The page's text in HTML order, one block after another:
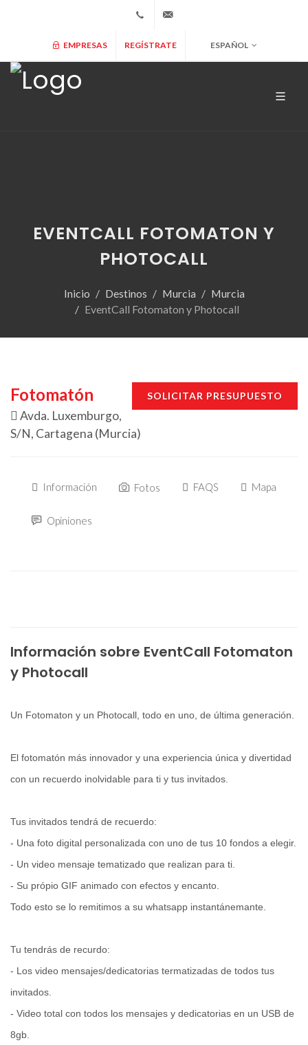
+34 902 365 000
EMPRESAS REGÍSTRATE ESPAÑOL
EVENTCALL FOTOMATON Y
PHOTOCALL
Inicio Destinos Murcia
Murcia
EventCall Fotomaton y Photocall
SOLICITAR PRESUPUESTO
Fotomatón
Avda. Luxemburgo,
S/N, Cartagena (Murcia)
Información Fotos FAQS Mapa
Opiniones
Información sobre EventCall Fotomaton
y Photocall
Un Fotomaton y un Photocall, todo en uno, de última generación.
El fotomatón más innovador y una experiencia única y divertidad
con un recuerdo inolvidable para ti y tus invitados.
Tus invitados tendrá de recuerdo:
- Una foto digital personalizada con uno de tus 10 fondos a elegir.
- Un video mensaje tematizado que realizan para ti.
- Su própio GIF animado con efectos y encanto.
Todo esto se lo remitimos a su whatsapp instantánemante.
Tu tendrás de recurdo:
- Los video mensajes/dedicatorias termatizadas de todos tus
invitados.
- Video total con todos los mensajes y dedicatorias en un USB de
8gb.